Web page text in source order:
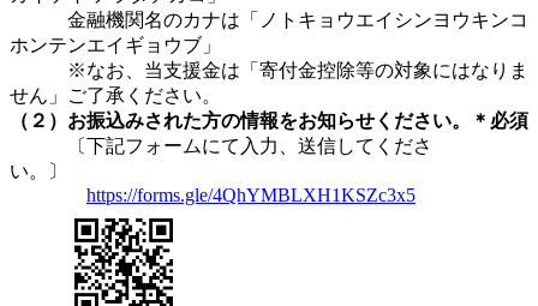
金融機関名のカナは「ノトキョウエイシンヨウキンコ
ホンテンエイギョウブ」
※なお、当支援金は「寄付金控除等の対象にはなりま
せん」ご了承ください。
（２）お振込みされた方の情報をお知らせください。＊必須
〔下記フォームにて入力、送信してくださ
い。〕
https://forms.gle/4QhYMBLXH1KSZc3x5